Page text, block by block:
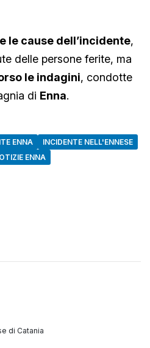
le cause dell’incidente,
delle persone ferite, ma
le indagini, condotte
di Enna.
ENNA
INCIDENTE NELL'ENNESE
ENNA
di Catania